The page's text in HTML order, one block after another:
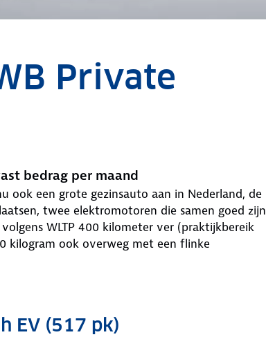
Private
bedrag per maand
ook een grote gezinsauto aan in Nederland, de
twee elektromotoren die samen goed zijn
WLTP 400 kilometer ver (praktijkbereik
kilogram ook overweg met een flinke
EV (517 pk)